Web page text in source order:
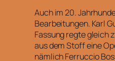
Auch im 20.
Bearbeitungen. Karl
Fassung regte gleich
aus dem Stoff eine
nämlich Ferruccio